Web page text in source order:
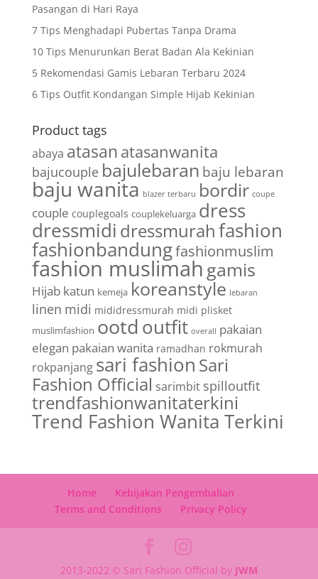
Pasangan di Hari Raya
7 Tips Menghadapi Pubertas Tanpa Drama
10 Tips Menurunkan Berat Badan Ala Kekinian
5 Rekomendasi Gamis Lebaran Terbaru 2024
6 Tips Outfit Kondangan Simple Hijab Kekinian
Product tags
abaya atasan atasanwanita
bajucouple bajulebaran baju lebaran
baju wanita blazer terbaru bordir coupe
couple couplegoals couplekeluarga dress
dressmidi dressmurahfashion
fashionbandungfashionmuslim
fashion muslimah gamis
Hijab katun kemeja koreanstyle lebaran
linen midi mididressmurah midi plisket
muslimfashion ootd outfit overall pakaian
elegan pakaian wanita ramadhan rokmurah
rokpanjang sari fashion Sari
Fashion Official sarimbit spilloutfit
trendfashionwanitaterkini
Trend Fashion Wanita Terkini
Home
Kebijakan Pengembalian
Terms and Conditions
Privacy Policy
2013-2022 © Sari Fashion Official by JWM